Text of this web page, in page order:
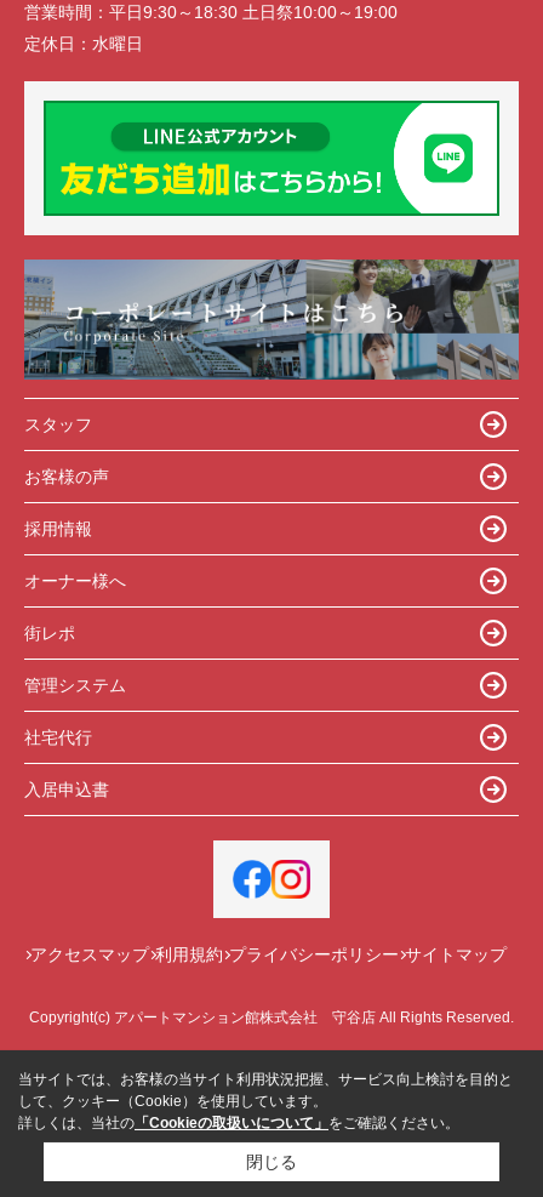
営業時間： 平日9:30～18:30 土日祭10:00～19:00
定休日： 水曜日
スタッフ
お客様の声
採用情報
オーナー様へ
街レポ
管理システム
社宅代行
入居申込書
アクセスマップ 利用規約 プライバシーポリシー サイトマップ
Copyright(c) アパートマンション館株式会社 守谷店 All Rights Reserved.
当サイトでは、お客様の当サイト利用状況把握、サービス向上検討を目的と
して、クッキー（Cookie）を使用しています。
詳しくは、当社の 「Cookieの取扱いについて」 をご確認ください。
閉じる